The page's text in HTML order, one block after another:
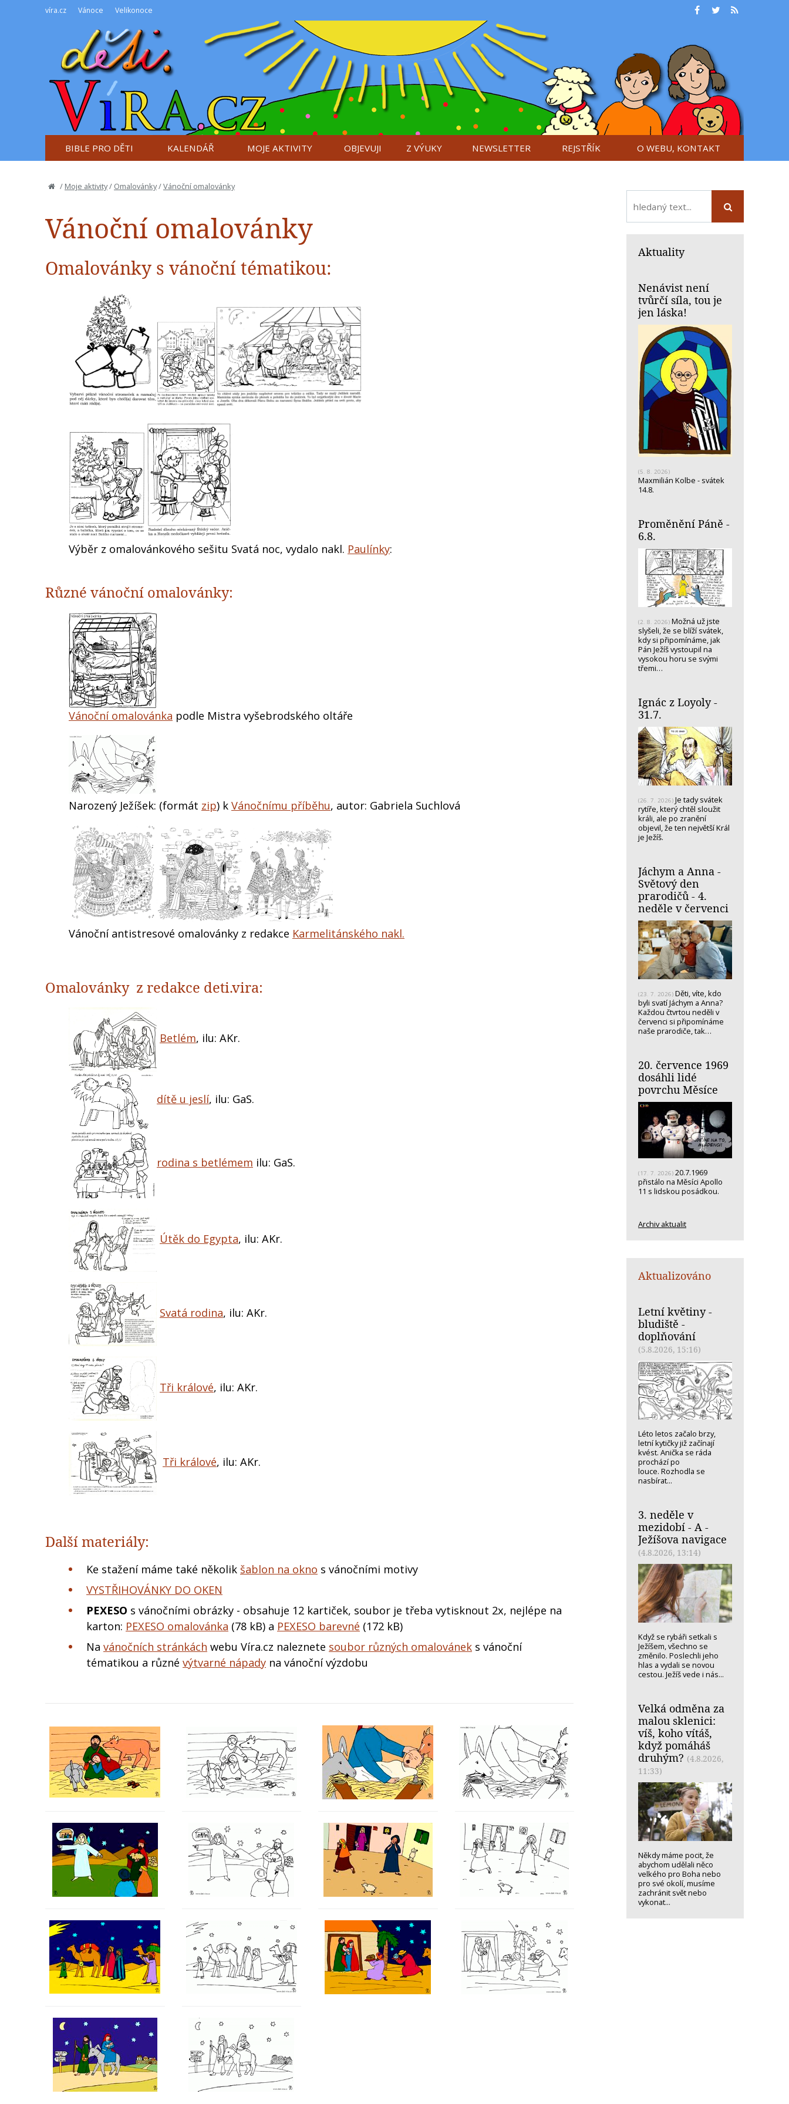
víra.cz Vánoce Velikonoce
BIBLE PRO DĚTI KALENDÁŘ MOJE AKTIVITY OBJEVUJI Z VÝUKY NEWSLETTER REJSTŘÍK O WEBU, KONTAKT
/ Moje aktivity/ Omalovánky/Vánoční omalovánky
Vánoční omalovánky
Omalovánky s vánoční tématikou:
Výběr z omalovánkového sešitu Svatá noc, vydalo nakl. Paulínky:
Různé vánoční omalovánky:
Vánoční omalovánka podle Mistra vyšebrodského oltáře
Narozený Ježíšek: (formát zip) k Vánočnímu příběhu, autor: Gabriela Suchlová
Vánoční antistresové omalovánky z redakce Karmelitánského nakl.
Omalovánky z redakce deti.vira:
Betlém, ilu: AKr.
dítě u jeslí, ilu: GaS.
rodina s betlémem ilu: GaS.
Útěk do Egypta, ilu: AKr.
Svatá rodina, ilu: AKr.
Tři králové, ilu: AKr.
Tři králové, ilu: AKr.
Další materiály:
Ke stažení máme také několik šablon na okno s vánočními motivy
VYSTŘIHOVÁNKY DO OKEN
PEXESO s vánočními obrázky - obsahuje 12 kartiček, soubor je třeba vytisknout 2x, nejlépe na
karton: PEXESO omalovánka (78 kB) a PEXESO barevné (172 kB)
Na vánočních stránkách webu Víra.cz naleznete soubor různých omalovánek s vánoční
tématikou a různé výtvarné nápady na vánoční výzdobu
Aktuality
Nenávist není
tvůrčí síla, tou je
jen láska!
(5. 8. 2026)
Maxmilián Kolbe - svátek
14.8.
Proměnění Páně -
6.8.
(2. 8. 2026) Možná už jste
slyšeli, že se blíží svátek,
kdy si připomínáme, jak
Pán Ježíš vystoupil na
vysokou horu se svými
třemi…
Ignác z Loyoly -
31.7.
(26. 7. 2026) Je tady svátek
rytíře, který chtěl sloužit
králi, ale po zranění
objevil, že ten největší Král
je Ježíš.
Jáchym a Anna -
Světový den
prarodičů - 4.
neděle v červenci
(23. 7. 2026) Děti, víte, kdo
byli svatí Jáchym a Anna?
Každou čtvrtou neděli v
červenci si připomínáme
naše prarodiče, tak…
20. července 1969
dosáhli lidé
povrchu Měsíce
(17. 7. 2026) 20.7.1969
přistálo na Měsíci Apollo
11 s lidskou posádkou.
Archiv aktualit
Aktualizováno
Letní květiny -
bludiště -
doplňování
(5.8.2026, 15:16)
Léto letos začalo brzy,
letní kytičky již začínají
kvést. Anička se ráda
prochází po
louce. Rozhodla se
nasbírat...
3. neděle v
mezidobí - A -
Ježíšova navigace
(4.8.2026, 13:14)
Když se rybáři setkali s
Ježíšem, všechno se
změnilo. Poslechli jeho
hlas a vydali se novou
cestou. Ježíš vede i nás...
Velká odměna za
malou sklenici:
víš, koho vítáš,
když pomáháš
druhým? (4.8.2026,
11:33)
Někdy máme pocit, že
abychom udělali něco
velkého pro Boha nebo
pro své okolí, musíme
zachránit svět nebo
vykonat...